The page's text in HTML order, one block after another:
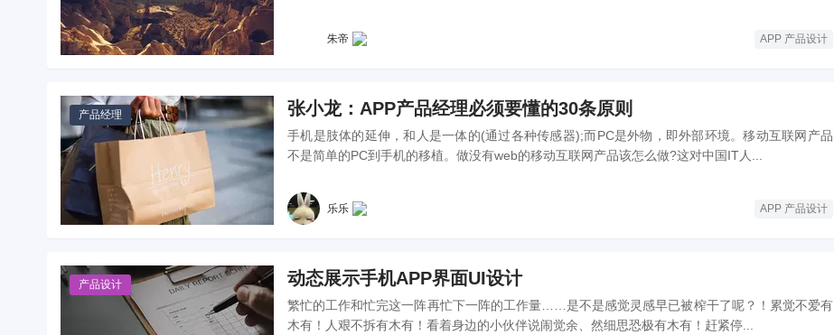
朱帝 APP 产品设计
产品经理 张小龙：APP产品经理必须要懂的30条原则
手机是肢体的延伸，和人是一体的(通过各种传感器);而PC是外物，即外部环境。移动互联网产品
不是简单的PC到手机的移植。做没有web的移动互联网产品该怎么做?这对中国IT人...
乐乐 APP 产品设计
产品设计 动态展示手机APP界面UI设计
繁忙的工作和忙完这一阵再忙下一阵的工作量……是不是感觉灵感早已被榨干了呢？！累觉不爱有
木有！人艰不拆有木有！看着身边的小伙伴说闹觉余、然细思恐极有木有！赶紧停...